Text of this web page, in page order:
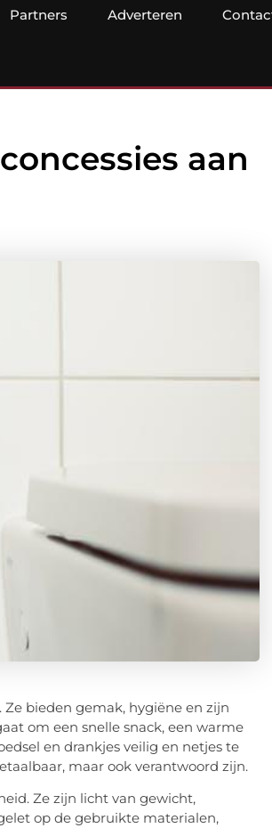
Partners Adverteren
aan
bieden gemak, hygiëne en zijn
om een snelle snack, een warme
en drankjes veilig en netjes te
maar ook verantwoord zijn.
Ze zijn licht van gewicht,
op de gebruikte materialen,